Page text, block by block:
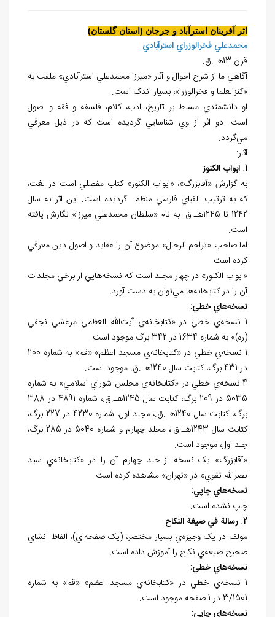
اثر آفرينان استرآباد و جرجان (استان گلستان)
محمدعلي فخرالوزراي استرآبادي
قرن 13هـ.ق.
آگاهي ما از شرح احوال و آثار «ميرزا محمدعلي استرآبادي» ملقب به
«کنزالعلما و فخرالوزرا»، بسيار اندک است.
او دانشمندي مسلط بر تاريخ، ادب، کلام، فلسفه و فقه و اصول
است. دو اثر از وي شناسايي گرديده است که در ذيل معرفي
مي‌گردد.
آثار:
1. ابواب الکنوز
به گزارش «آقابزرگ»، «ابواب الکنوز» کتاب مفصلي است در لغت،
که به ترتيب الفباي فارسي منظم گرديده است. اين اثر به سال
1242 تا 1245هـ.ق. به نام «سلطان محمدعلي ميرزا» نگارش يافته
است.
اما صاحب «تراجم الرجال» موضوع آن را عقايد و اصول دين معرفي
کرده است.
«ابواب الکنوز» در چهار مجلد است که نسخه‌هايي از برخي مجلدات
آن را در کتابخانه‌ها مي‌توان به دست آورد.
نسخههاي خطي:
1 نسخه‌ي خطي در «کتابخانه‌ي آيت‌الله العظمي مرعشي نجفي
(ره)» به شماره 1634 در 342 برگ موجود است.
1 نسخه‌ي خطي در «کتابخانه‌ي مسجد اعظم» «قم» به شماره 200
در 431 برگ، کتابت سال 1240هـ.ق. موجود است.
4 نسخه‌ي خطي در «کتابخانه‌ي مجلس شوراي اسلامي» به شماره
5035 در 209 برگ، کتابت سال 1245هـ.ق.، شماره 4891 در 388
برگ، کتابت سال 1240هـ.ق.، مجلد اول، شماره 4230 در 227 برگ،
کتابت سال 1243هـ.ق.، مجلد چهارم و شماره 5040 در 285 برگ،
جلد اول، موجود است.
«آقابزرگ» يک نسخه‌ از جلد چهارم آن را در «کتابخانه‌ي سيد
نصرالله تقوي» در «تهران» مشاهده کرده است.
نسخههاي چاپي:
چاپ نشده است.
2. رسالة في صيغة النکاح
مولف در يک وجيزه‌ي بسيار مختصر، (يک صفحه‌اي)، الفاظ انشاي
صحيح صيغه‌ي نکاح را آموزش داده است.
نسخههاي خطي:
1 نسخه‌ي خطي در «کتابخانه‌ي مسجد اعظم» «قم» به شماره
3/1501 در 1 صفحه موجود است.